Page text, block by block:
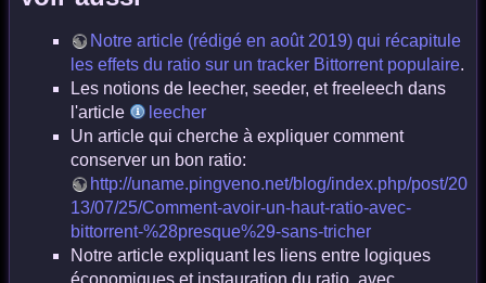
Notre article (rédigé en août 2019) qui récapitule
les effets du ratio sur un tracker Bittorrent populaire.
Les notions de leecher, seeder, et freeleech dans
l'article
leecher
Un article qui cherche à expliquer comment
conserver un bon ratio:
http://uname.pingveno.net/blog/index.php/post/20
13/07/25/Comment-avoir-un-haut-ratio-avec-
bittorrent-%28presque%29-sans-tricher
Notre article expliquant les liens entre logiques
économiques et instauration du ratio, avec